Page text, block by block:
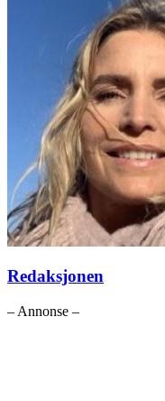
Redaksjonen
– Annonse –